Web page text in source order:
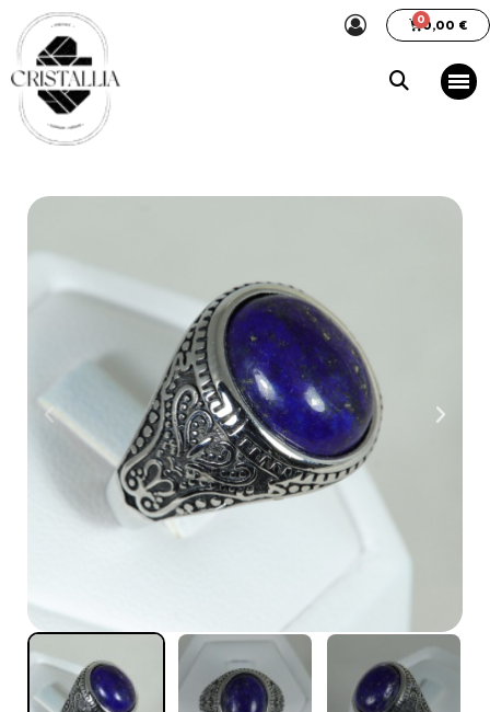
0,00 €